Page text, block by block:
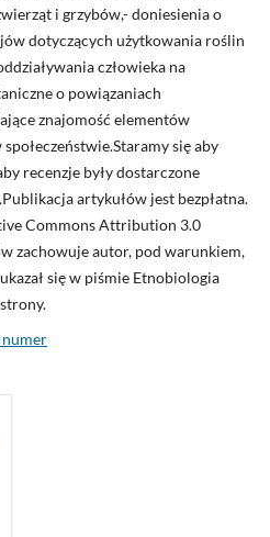
i grzybów,- doniesienia o
dotyczących użytkowania roślin
człowieka na
o powiązaniach
znajomość elementów
się aby
recenzje były dostarczone
artykułów jest bezpłatna.
Commons Attribution 3.0
zachowuje autor, pod warunkiem,
się w piśmie Etnobiologia